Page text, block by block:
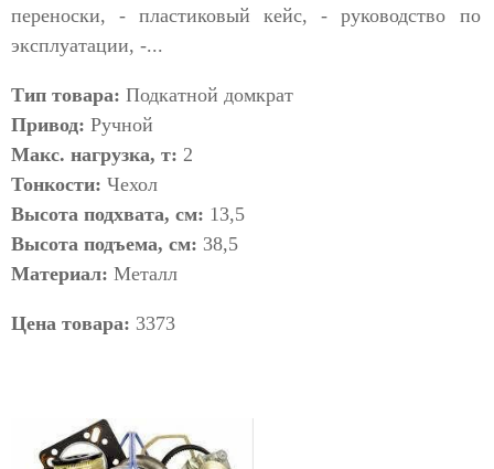
переноски, - пластиковый кейс, - руководство по
эксплуатации, -...
Тип товара: Подкатной домкрат
Привод: Ручной
Макс. нагрузка, т: 2
Тонкости: Чехол
Высота подхвата, см: 13,5
Высота подъема, см: 38,5
Материал: Металл
Цена товара: 3373